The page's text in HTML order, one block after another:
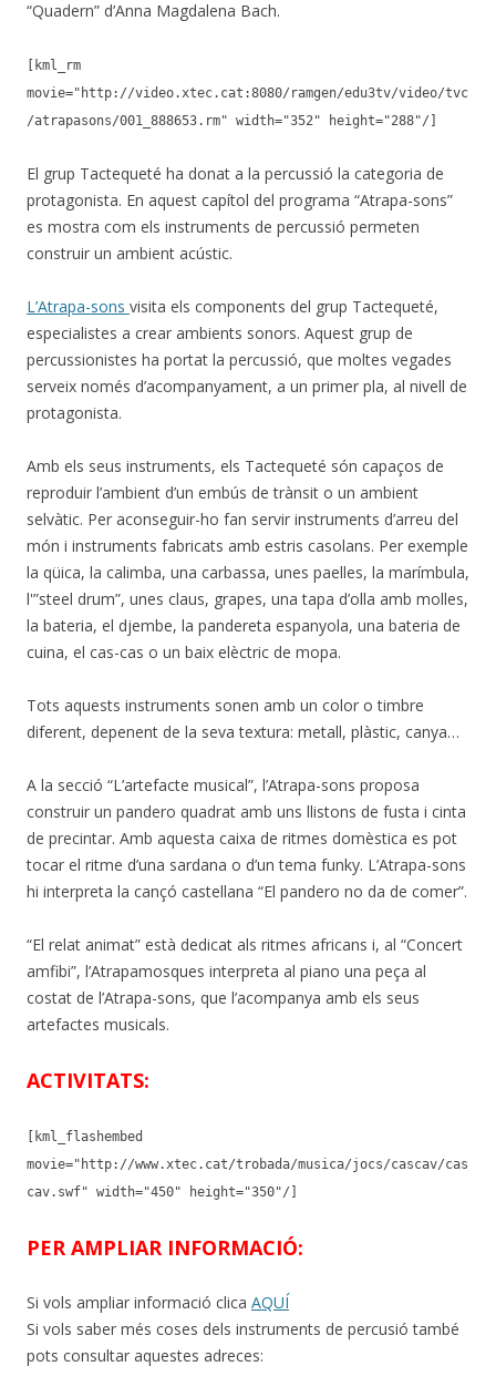
“Quadern” d’Anna Magdalena Bach.
[kml_rm
movie="http://video.xtec.cat:8080/ramgen/edu3tv/video/tvc
/atrapasons/001_888653.rm" width="352" height="288"/]
El grup Tactequeté ha donat a la percussió la categoria de
protagonista. En aquest capítol del programa “Atrapa-sons”
es mostra com els instruments de percussió permeten
construir un ambient acústic.
L’Atrapa-sons visita els components del grup Tactequeté,
especialistes a crear ambients sonors. Aquest grup de
percussionistes ha portat la percussió, que moltes vegades
serveix només d’acompanyament, a un primer pla, al nivell de
protagonista.
Amb els seus instruments, els Tactequeté són capaços de
reproduir l’ambient d’un embús de trànsit o un ambient
selvàtic. Per aconseguir-ho fan servir instruments d’arreu del
món i instruments fabricats amb estris casolans. Per exemple
la qüica, la calimba, una carbassa, unes paelles, la marímbula,
l'”steel drum”, unes claus, grapes, una tapa d’olla amb molles,
la bateria, el djembe, la pandereta espanyola, una bateria de
cuina, el cas-cas o un baix elèctric de mopa.
Tots aquests instruments sonen amb un color o timbre
diferent, depenent de la seva textura: metall, plàstic, canya…
A la secció “L’artefacte musical”, l’Atrapa-sons proposa
construir un pandero quadrat amb uns llistons de fusta i cinta
de precintar. Amb aquesta caixa de ritmes domèstica es pot
tocar el ritme d’una sardana o d’un tema funky. L’Atrapa-sons
hi interpreta la cançó castellana “El pandero no da de comer”.
“El relat animat” està dedicat als ritmes africans i, al “Concert
amfibi”, l’Atrapamosques interpreta al piano una peça al
costat de l’Atrapa-sons, que l’acompanya amb els seus
artefactes musicals.
ACTIVITATS:
[kml_flashembed
movie="http://www.xtec.cat/trobada/musica/jocs/cascav/cas
cav.swf" width="450" height="350"/]
PER AMPLIAR INFORMACIÓ:
Si vols ampliar informació clica AQUÍ
Si vols saber més coses dels instruments de percusió també
pots consultar aquestes adreces: